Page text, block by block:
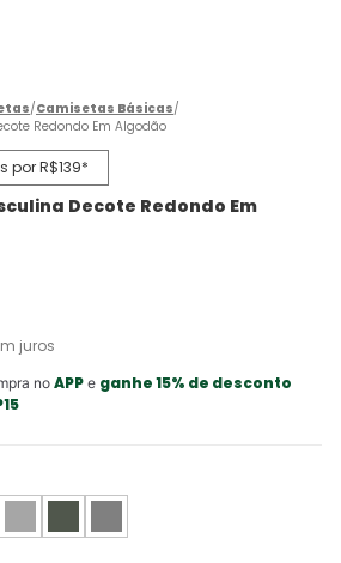
Camisetas Básicas
Redondo Em Algodão
R$139*
Decote Redondo Em
juros
no APPe ganhe 15% de desconto